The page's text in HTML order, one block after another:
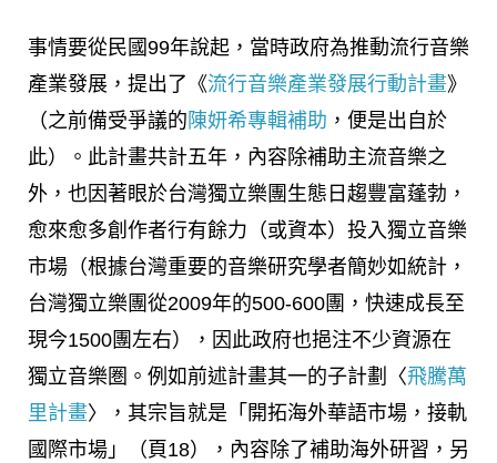
事情要從民國99年說起，當時政府為推動流行音樂
產業發展，提出了《流行音樂產業發展行動計畫》
（之前備受爭議的 陳妍希專輯補助 ，便是出自於
此）。此計畫共計五年，內容除補助主流音樂之
外，也因著眼於台灣獨立樂團生態日趨豐富蓬勃，
愈來愈多創作者行有餘力（或資本）投入獨立音樂
市場（根據台灣重要的音樂研究學者簡妙如統計，
台灣獨立樂團從2009年的500-600團，快速成長至
現今1500團左右），因此政府也挹注不少資源在
獨立音樂圏。例如前述計畫其一的子計劃〈飛騰萬
里計畫〉，其宗旨就是「開拓海外華語市場，接軌
國際市場」（頁18），內容除了補助海外研習，另